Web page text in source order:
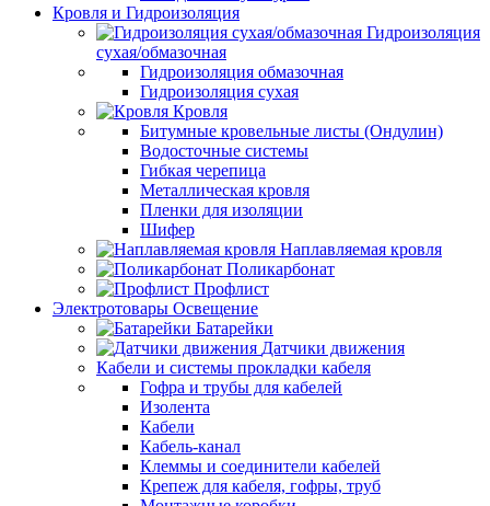
Кровля и Гидроизоляция
Гидроизоляция
сухая/обмазочная
Гидроизоляция обмазочная
Гидроизоляция сухая
Кровля
Битумные кровельные листы (Ондулин)
Водосточные системы
Гибкая черепица
Металлическая кровля
Пленки для изоляции
Шифер
Наплавляемая кровля
Поликарбонат
Профлист
Электротовары Освещение
Батарейки
Датчики движения
Кабели и системы прокладки кабеля
Гофра и трубы для кабелей
Изолента
Кабели
Кабель-канал
Клеммы и соединители кабелей
Крепеж для кабеля, гофры, труб